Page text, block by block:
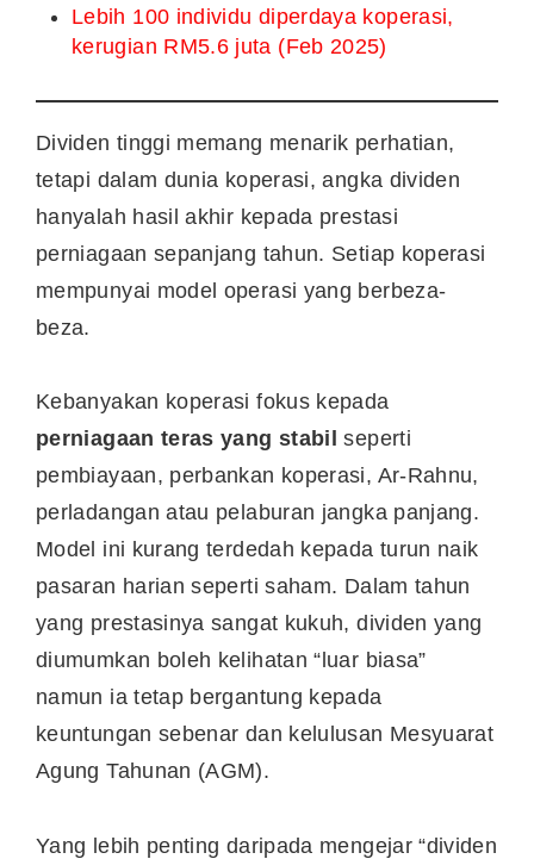
Lebih 100 individu diperdaya koperasi,
kerugian RM5.6 juta (Feb 2025)
Dividen tinggi memang menarik perhatian,
tetapi dalam dunia koperasi, angka dividen
hanyalah hasil akhir kepada prestasi
perniagaan sepanjang tahun. Setiap koperasi
mempunyai model operasi yang berbeza-
beza.
Kebanyakan koperasi fokus kepada
perniagaan teras yang stabil seperti
pembiayaan, perbankan koperasi, Ar-Rahnu,
perladangan atau pelaburan jangka panjang.
Model ini kurang terdedah kepada turun naik
pasaran harian seperti saham. Dalam tahun
yang prestasinya sangat kukuh, dividen yang
diumumkan boleh kelihatan “luar biasa”
namun ia tetap bergantung kepada
keuntungan sebenar dan kelulusan Mesyuarat
Agung Tahunan (AGM).
Yang lebih penting daripada mengejar “dividen